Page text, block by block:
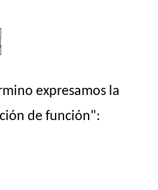
expresamos la
de función":